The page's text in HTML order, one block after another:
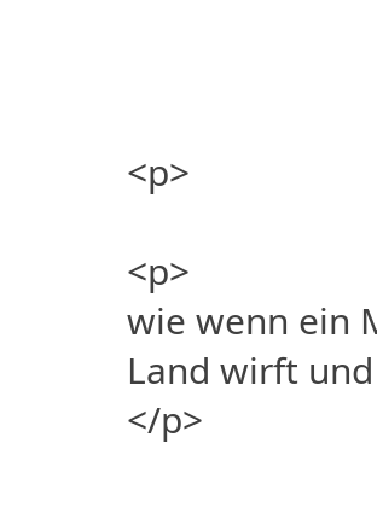
<p>
<p>
wie wenn ein
Land wirft
</p>